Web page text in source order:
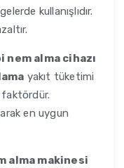
kullanışlıdır.
nem alma cihazı
yakıt tüketimi
faktördür.
en uygun
alma makinesi